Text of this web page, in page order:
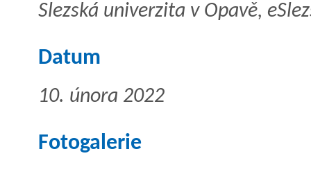
Slezská univerzita v Opavě,
Datum
10. února 2022
Fotogalerie